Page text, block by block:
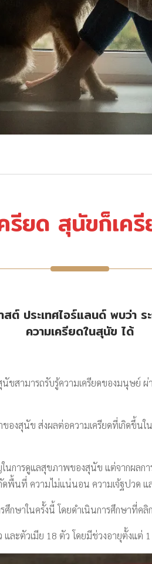
ครียด สุนัขก็เค
ต์ ประเทศไอร์แลนด์ พบว่า
ความเครียดในสุนัข ได้
สามารถรับรู้ความเครียดของมนุษย์ ผ่
ของสุนัข ส่งผลต่อความเครียดที่เกิด
นการดูแลสุขภาพของสุนัข แต่จากผล
พื้นที่ ความไม่แน่นอน ความเจ้ฐปวด
ศึกษาในครั้งนี้ โดยดำเนินการศึกษาที่
ละตัวเมีย 18 ตัว โดยมีช่วงอายุตั้งแต่